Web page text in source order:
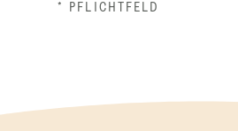
* PFLICHTFELD